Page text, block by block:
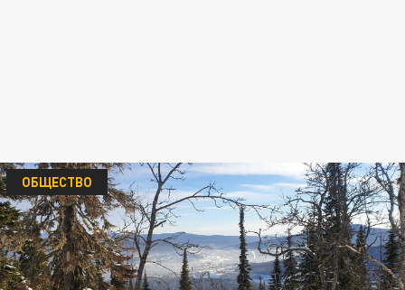
ОБЩЕСТВО